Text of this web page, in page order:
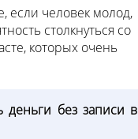
если человек молод,
столкнуться со
которых очень
деньги без записи в